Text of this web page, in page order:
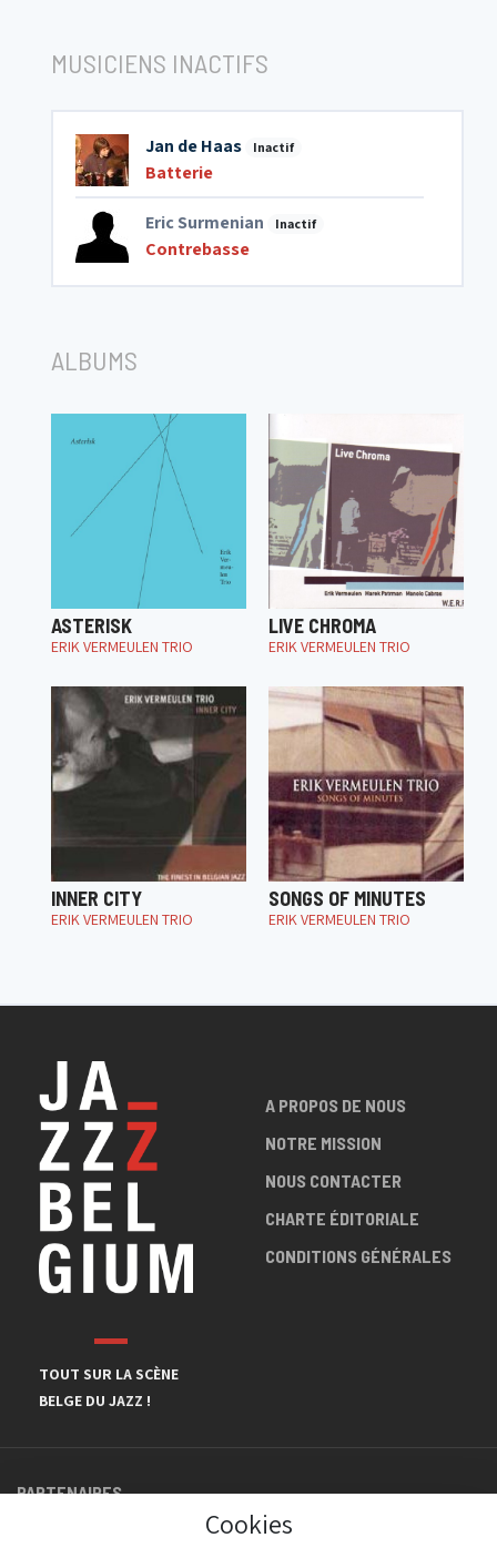
MUSICIENS INACTIFS
Jan de Haas Inactif
Batterie
Eric Surmenian Inactif
Contrebasse
ALBUMS
ASTERISK
ERIK VERMEULEN TRIO
LIVE CHROMA
ERIK VERMEULEN TRIO
INNER CITY
ERIK VERMEULEN TRIO
SONGS OF MINUTES
ERIK VERMEULEN TRIO
TOUT SUR LA SCÈNE
BELGE DU JAZZ !
A PROPOS DE NOUS
NOTRE MISSION
NOUS CONTACTER
CHARTE ÉDITORIALE
CONDITIONS GÉNÉRALES
PARTENAIRES
Cookies